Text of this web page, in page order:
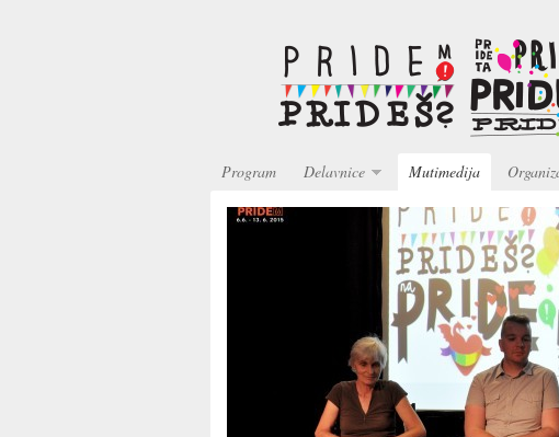
Program Delavnice Mutimedija